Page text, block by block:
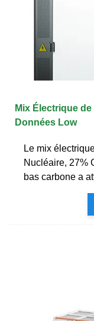
Mix Électrique de
Données Low
Le mix
Nucléaire, 27%
bas carbone a